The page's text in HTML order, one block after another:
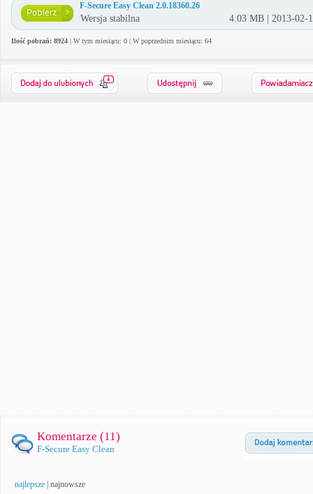
F-Secure Easy Clean 2.0.18360.26
Wersja stabilna 4.03 MB | 2013-02-
Ilość pobrań: 8924 | W tym miesiącu: 0 | W poprzednim miesiącu: 64
4
Komentarze (11)
F-Secure Easy Clean
najlepsze najnowsze